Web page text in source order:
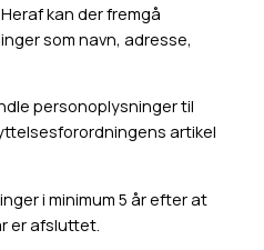
kan der fremgå
som navn, adresse,
personoplysninger til
artikel
i minimum 5 år efter at
er afsluttet.